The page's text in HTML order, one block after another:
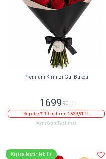
Premium Kırmızı Gül Buketi
1699,90 TL
Sepette % 10 indirim 1529,91 TL
Aynı Gün Teslimat
Kişiselleştirilebilir